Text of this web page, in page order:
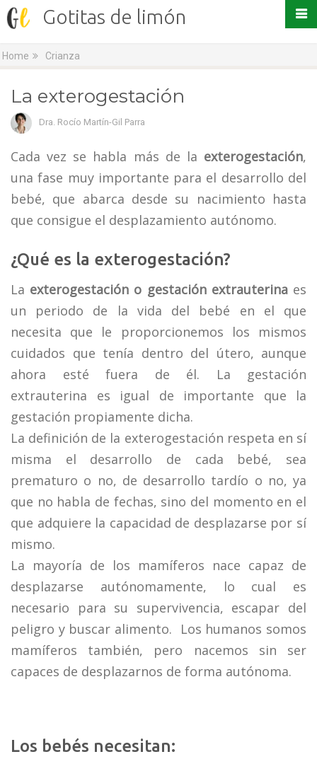
Gotitas de limón
Home Crianza
La exterogestación
Dra. Rocío Martín-Gil Parra
Cada vez se habla más de la exterogestación,
una fase muy importante para el desarrollo del
bebé, que abarca desde su nacimiento hasta
que consigue el desplazamiento autónomo.
¿Qué es la exterogestación?
La exterogestación o gestación extrauterinaes
un periodo de la vida del bebé en el que
necesita que le proporcionemos los mismos
cuidados que tenía dentro del útero, aunque
ahora esté fuera de él. La gestación
extrauterina es igual de importante que la
gestación propiamente dicha.
La definición de la exterogestación respeta en sí
misma el desarrollo de cada bebé, sea
prematuro o no, de desarrollo tardío o no, ya
que no habla de fechas, sino del momento en el
que adquiere la capacidad de desplazarse por sí
mismo.
La mayoría de los mamíferos nace capaz de
desplazarse autónomamente, lo cual es
necesario para su supervivencia, escapar del
peligro y buscar alimento. Los humanos somos
mamíferos también, pero nacemos sin ser
capaces de desplazarnos de forma autónoma.
Los bebés necesitan: